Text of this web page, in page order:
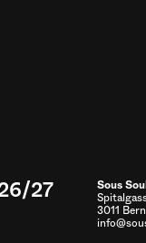
27 Sous
3011 Bern